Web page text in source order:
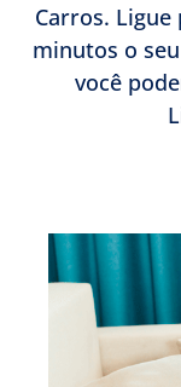
Carros. Ligue
minutos o
você